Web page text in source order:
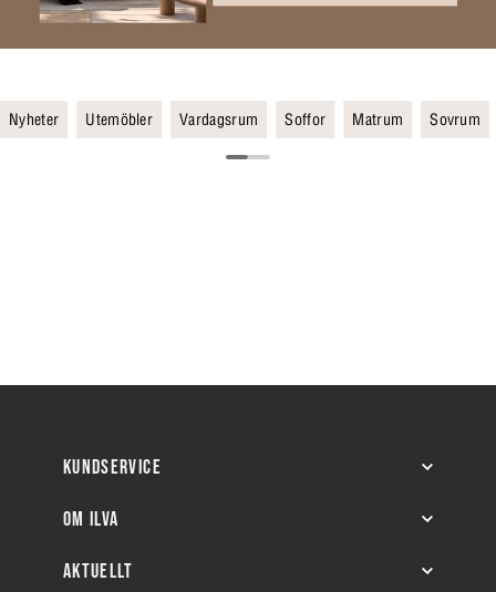
Nyheter Utemöbler Vardagsrum Soffor Matrum Sovrum
KUNDSERVICE
OM ILVA
AKTUELLT